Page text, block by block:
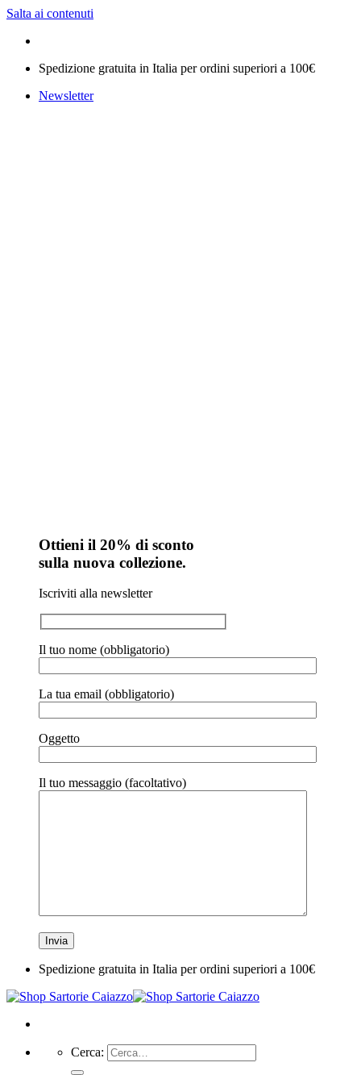
Salta ai contenuti
Spedizione gratuita in Italia per ordini superiori a 100€
Newsletter
Ottieni il 20% di sconto
sulla nuova collezione.
Iscriviti alla newsletter
Il tuo nome (obbligatorio)
La tua email (obbligatorio)
Oggetto
Il tuo messaggio (facoltativo)
Spedizione gratuita in Italia per ordini superiori a 100€
Cerca: